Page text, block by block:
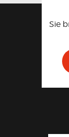
Sie